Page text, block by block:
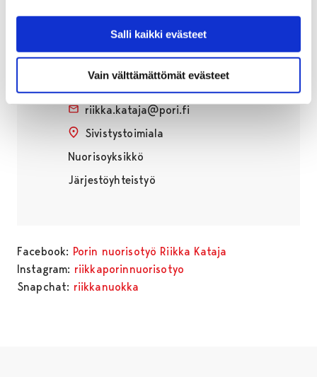
Salli kaikki evästeet
Vain välttämättömät evästeet
Riikka Kataja
Nuorisotyöntekijä
riikka.kataja@pori.fi
Sivistystoimiala
Nuorisoyksikkö
Järjestöyhteistyö
Facebook: Porin nuorisotyö Riikka Kataja
Instagram: riikkaporinnuorisotyo
Snapchat: riikkanuokka